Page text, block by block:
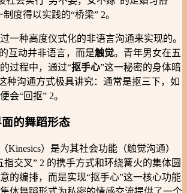
度得以实践的“桥梁” 2。
一种高度仪式化的非语言沟通来实现的。
互动并非语言，而是触觉。青年男女在五
过程中，通过“抠手心”这一秘密的身体暗
种沟通方式极具讲究：通常是抠三下，如
会“回抠” 2。
的舞蹈形态
Kinesics）是为其社会功能（触觉沟通）
指交叉” 2 的携手方式和环绕篝火的集体圆
的编排，而是实现“抠手心”这一核心功能